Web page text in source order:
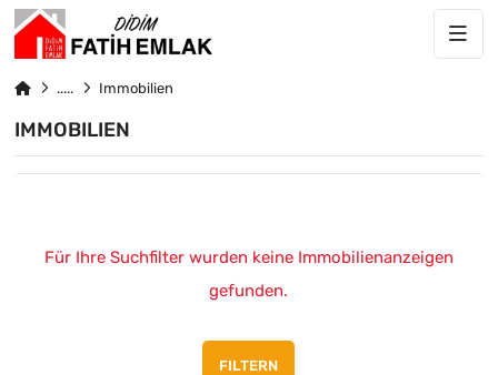
Immobilien
IMMOBILIEN
Für Ihre Suchfilter wurden keine Immobilienanzeigen
gefunden.
FILTERN